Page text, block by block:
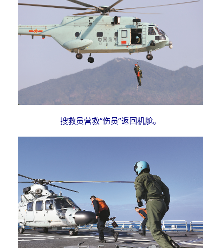
搜救员营救“伤员”返回机舱。